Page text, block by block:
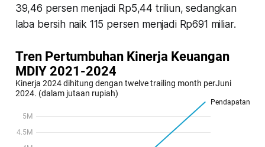
39,46 persen menjadi Rp5,44 triliun, sedangkan
laba bersih naik 115 persen menjadi Rp691 miliar.